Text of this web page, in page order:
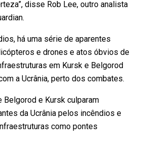
disse Rob Lee, outro analista
há uma série de aparentes
e drones e atos óbvios de
em Kursk e Belgorod
a Ucrânia, perto dos combates.
Belgorod e Kursk culparam
da Ucrânia pelos incêndios e
como pontes